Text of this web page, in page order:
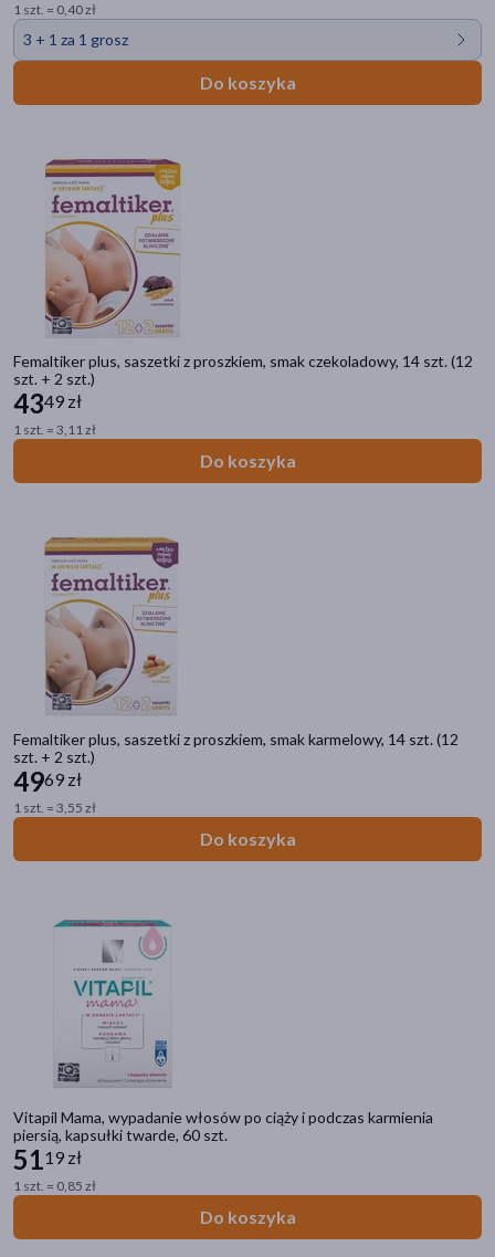
1 szt. = 0,40 zł
3 + 1 za 1 grosz
Do koszyka
Femaltiker plus, saszetki z proszkiem, smak czekoladowy, 14 szt. (12
szt. + 2 szt.)
4349 zł
1 szt. = 3,11 zł
Do koszyka
Femaltiker plus, saszetki z proszkiem, smak karmelowy, 14 szt. (12
szt. + 2 szt.)
4969 zł
1 szt. = 3,55 zł
Do koszyka
Vitapil Mama, wypadanie włosów po ciąży i podczas karmienia
piersią, kapsułki twarde, 60 szt.
5119 zł
1 szt. = 0,85 zł
Do koszyka